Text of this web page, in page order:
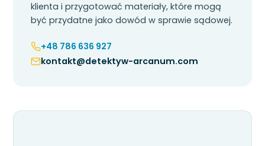
klienta i przygotować materiały, które mogą
być przydatne jako dowód w sprawie sądowej.
+48 786 636 927
kontakt@detektyw-arcanum.com